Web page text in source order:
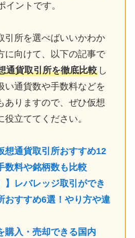
イントです。
引所を選べばいいかわか
に向けて、以下の記事で
通貨取引所を徹底比較し
い通貨数や手数料などを
ありますので、ぜひ仮想
立ててください。
想通貨取引所おすすめ12
数料や銘柄数も比較
】レバレッジ取引ができ
おすすめ6選！やり方や違
購入・売却できる国内